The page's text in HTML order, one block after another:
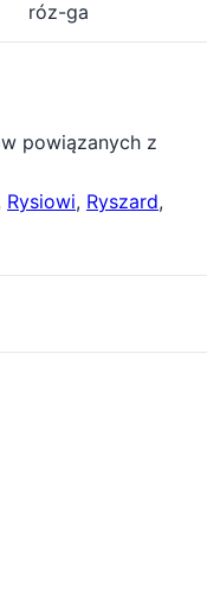
róz-ga
powiązanych z
Rysiowi, Ryszard,